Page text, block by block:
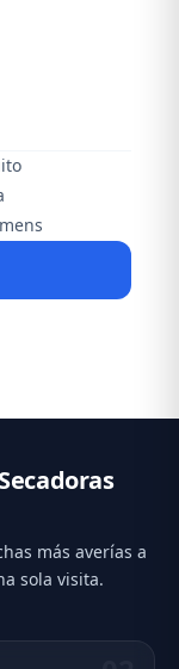
más averías a
sola visita.